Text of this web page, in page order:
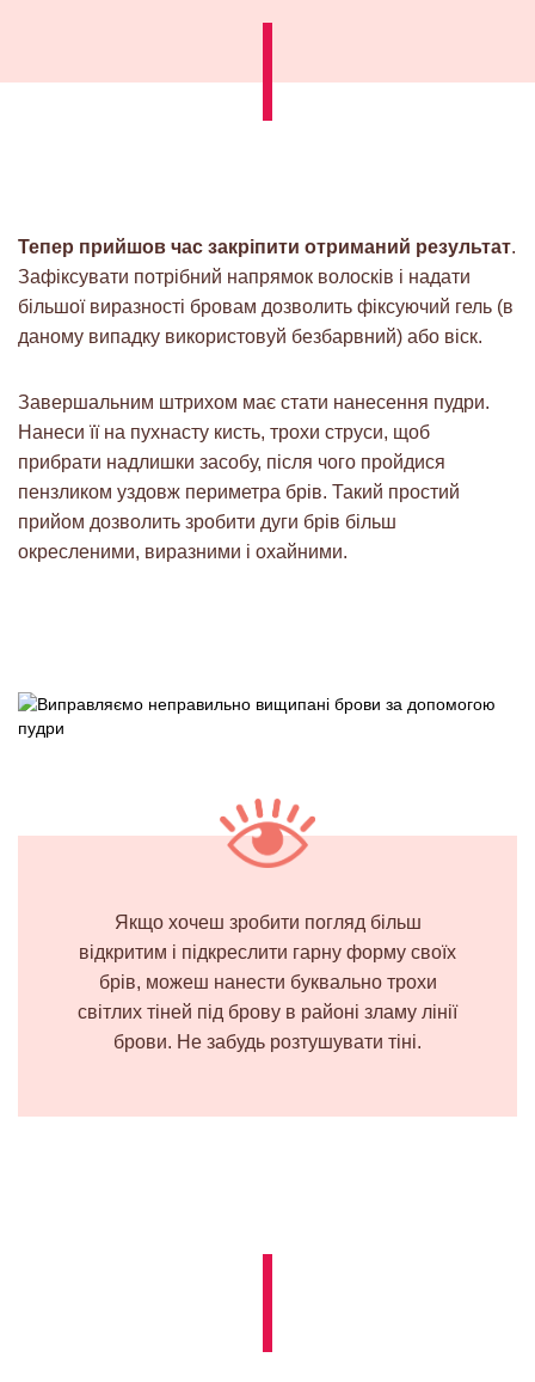
Тепер прийшов час закріпити отриманий результат.
Зафіксувати потрібний напрямок волосків і надати
більшої виразності бровам дозволить фіксуючий гель (в
даному випадку використовуй безбарвний) або віск.
Завершальним штрихом має стати нанесення пудри.
Нанеси її на пухнасту кисть, трохи струси, щоб
прибрати надлишки засобу, після чого пройдися
пензликом уздовж периметра брів. Такий простий
прийом дозволить зробити дуги брів більш
окресленими, виразними і охайними.
Якщо хочеш зробити погляд більш
відкритим і підкреслити гарну форму своїх
брів, можеш нанести буквально трохи
світлих тіней під брову в районі зламу лінії
брови. Не забудь розтушувати тіні.